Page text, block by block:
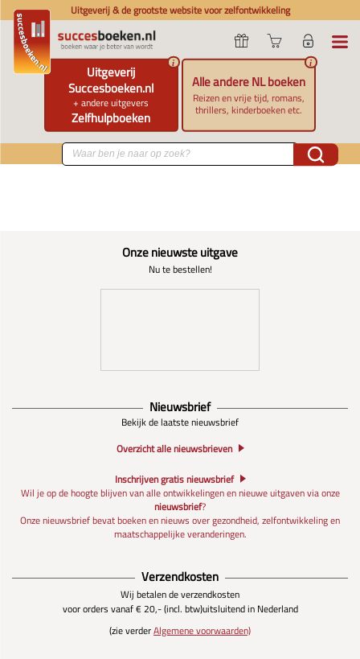
Uitgeverij & de grootste website voor zelfontwikkeling
Uitgeverij
Succesboeken.nl
+ andere uitgevers
Zelfhulpboeken
i
Alle andere NL boeken
Reizen en vrije tijd, romans,
thrillers, kinderboeken etc.
i
Onze nieuwste uitgave
Nu te bestellen!
Nieuwsbrief
Bekijk de laatste nieuwsbrief
Overzicht alle nieuwsbrieven
Inschrijven gratis nieuwsbrief
Wil je op de hoogte blijven van alle ontwikkelingen en nieuwe uitgaven via onze
nieuwsbrief?
Onze nieuwsbrief bevat boeken en nieuws over gezondheid, zelfontwikkeling en
maatschappelijke veranderingen.
Verzendkosten
Wij betalen de verzendkosten
voor orders vanaf € 20,- (incl. btw)uitsluitend in Nederland
(zie verderAlgemene voorwaarden)